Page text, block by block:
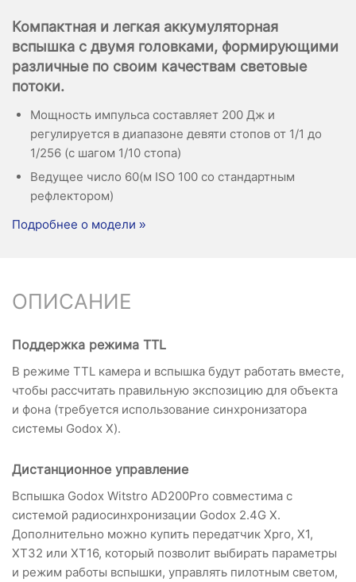
Компактная и легкая аккумуляторная
вспышка с двумя головками, формирующими
различные по своим качествам световые
потоки.
Мощность импульса составляет 200 Дж и
регулируется в диапазоне девяти стопов от 1/1 до
1/256 (с шагом 1/10 стопа)
Ведущее число 60(м ISO 100 со стандартным
рефлектором)
Подробнее о модели »
ОПИСАНИЕ
Поддержка режима TTL
В режиме TTL камера и вспышка будут работать вместе,
чтобы рассчитать правильную экспозицию для объекта
и фона (требуется использование синхронизатора
системы Godox X).
Дистанционное управление
Вспышка Godox Witstro AD200Pro совместима с
системой радиосинхронизации Godox 2.4G X.
Дополнительно можно купить передатчик Xpro, X1,
XT32 или XT16, который позволит выбирать параметры
и режим работы вспышки, управлять пилотным светом,